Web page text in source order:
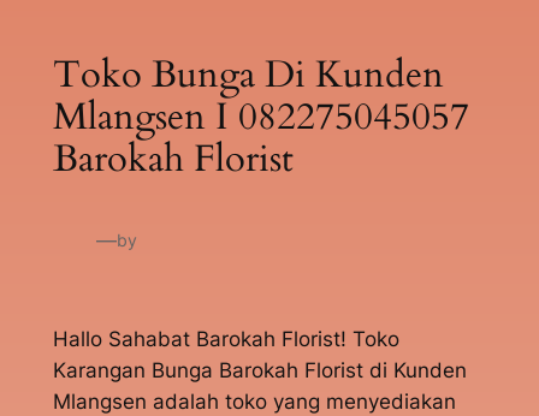
Toko Bunga Di Kunden
Mlangsen I 082275045057
Barokah Florist
—by
Hallo Sahabat Barokah Florist! Toko
Karangan Bunga Barokah Florist di Kunden
Mlangsen adalah toko yang menyediakan